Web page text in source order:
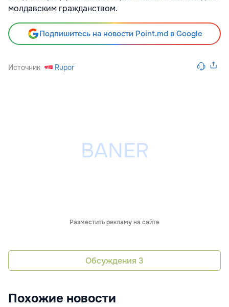
молдавским гражданством.
Подпишитесь на новости Point.md в Google
Источник Rupor
Разместить рекламу на сайте
Обсуждения 3
Похожие новости